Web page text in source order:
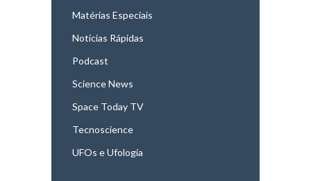
Matérias Especiais
Notícias Rápidas
Podcast
Science News
Space Today TV
Tecnoscience
UFOs e Ufologia